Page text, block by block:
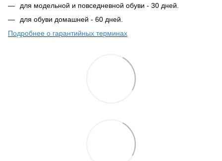
для модельной и повседневной обуви - 30 дней.
для обуви домашней - 60 дней.
Подробнее о гарантийных терминах